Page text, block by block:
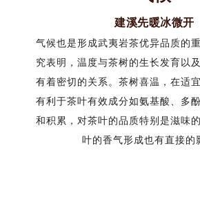
建溪先暖冰微开
气候也是形成武夷岩茶优异品质的
究表明，温度与茶树的生长发育以
有着密切的关系。茶树喜温，在适
有利于茶叶有效成分如氨基酸、多
和积累，对茶叶的品质特别是滋味
叶的香气形成也有直接的